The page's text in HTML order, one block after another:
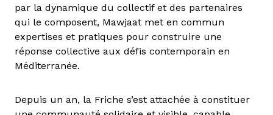
par la dynamique du collectif et des partenaires
qui le composent, Mawjaat met en commun
expertises et pratiques pour construire une
réponse collective aux défis contemporain en
Méditerranée.
Depuis un an, la Friche s’est attachée à constituer